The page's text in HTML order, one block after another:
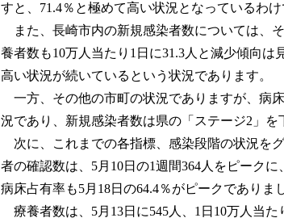
すと、71.4％と極めて高い状況となっているわけ
また、長崎市内の新規感染者数については、
養者数も10万人当たり1日に31.3人と減少傾向
高い状況が続いているという状況であります。
一方、その他の市町の状況でありますが、病
況であり、新規感染者数は県の「ステージ2」を
次に、これまでの各指標、感染段階の状況を
者の確認数は、5月10日の1週間364人をピーク
病床占有率も5月18日の64.4％がピークでありま
療養者数は、5月13日に545人、1日10万人当